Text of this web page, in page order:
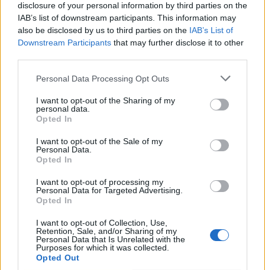
disclosure of your personal information by third parties on the
IAB’s list of downstream participants. This information may
also be disclosed by us to third parties on the IAB’s List of
Downstream Participants that may further disclose it to other
Personal Data Processing Opt Outs
I want to opt-out of the Sharing of my
personal data.
Opted In
I want to opt-out of the Sale of my
Personal Data.
Opted In
I want to opt-out of processing my
Personal Data for Targeted Advertising.
Opted In
I want to opt-out of Collection, Use,
Retention, Sale, and/or Sharing of my
Personal Data that Is Unrelated with the
Purposes for which it was collected.
Opted Out
Le Prince Harry réclame des millions d’indemnites
contre le Daily Mail
1 avril 2026